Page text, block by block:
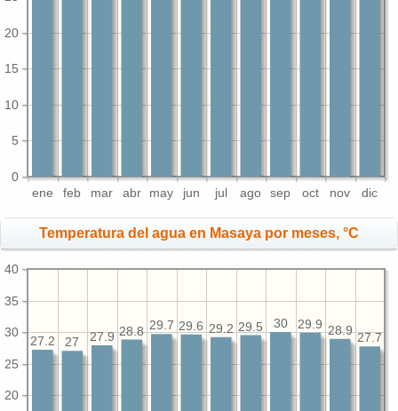
ene feb mar abr may jun jul ago sep oct nov dic
0
5
10
15
20
Temperatura del agua en Masaya por meses, °C
20
25
30
35
40
27.7
28.9
29.9
30
29.5
29.2
29.6
29.7
28.8
27.9
27
27.2